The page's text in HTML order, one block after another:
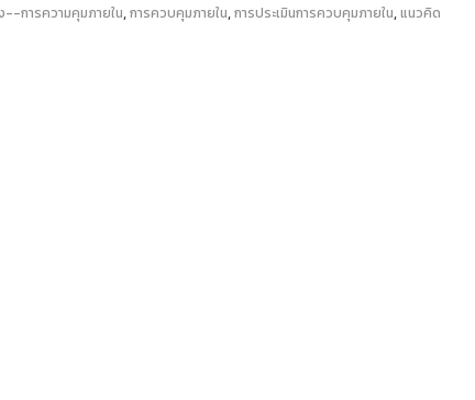
การความคุมภายใน,การควบคุมภายใน,การประเมินการควบคุมภายใน,แนวคิด